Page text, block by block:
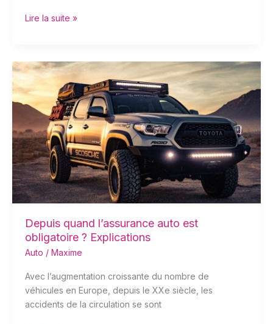
Lire la suite »
Depuis quand l’assurance auto est
obligatoire ? Explications
Auto / Maxime
Avec l’augmentation croissante du nombre de
véhicules en Europe, depuis le XXe siècle, les
accidents de la circulation se sont
Depuis
quand
l’assurance
auto
est
obligatoire
?
Explications